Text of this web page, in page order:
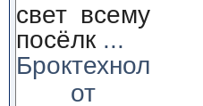
свет всему
посёлк ...
Броктехнолоджи:
от